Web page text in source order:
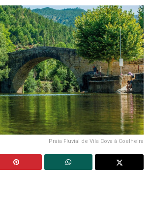
Praia Fluvial de Vila Cova à Coelheira